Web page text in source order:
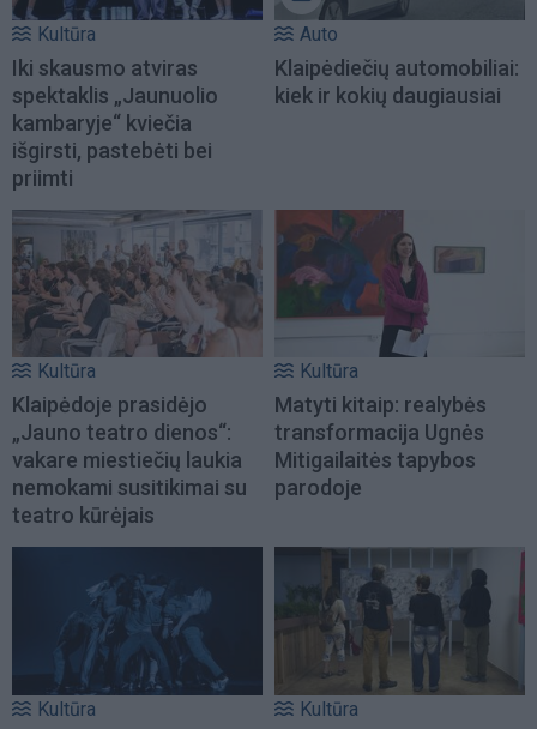
Kultūra
Iki skausmo atviras
spektaklis „Jaunuolio
kambaryje“ kviečia
išgirsti, pastebėti bei
priimti
Auto
Klaipėdiečių automobiliai:
kiek ir kokių daugiausiai
Kultūra
Klaipėdoje prasidėjo
„Jauno teatro dienos“:
vakare miestiečių laukia
nemokami susitikimai su
teatro kūrėjais
Kultūra
Matyti kitaip: realybės
transformacija Ugnės
Mitigailaitės tapybos
parodoje
Kultūra Kultūra